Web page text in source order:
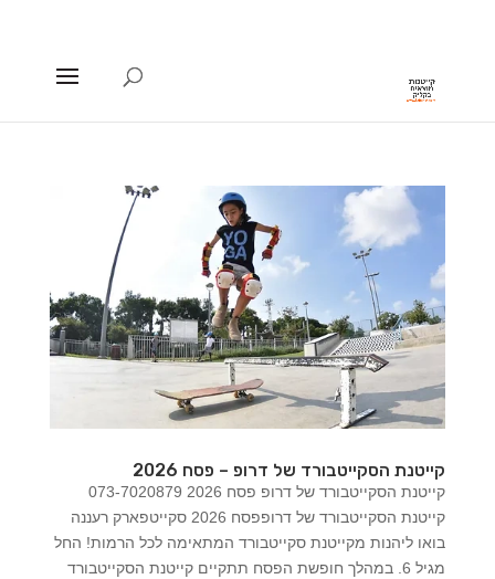
קייטנת הסקייטבורד של דרופ – פסח 2026
קייטנת הסקייטבורד של דרופ פסח 2026 073-7020879
קייטנת הסקייטבורד של דרופפסח 2026 סקייטפארק רעננה
בואו ליהנות מקייטנת סקייטבורד המתאימה לכל הרמות! החל
מגיל 6. במהלך חופשת הפסח תתקיים קייטנת הסקייטבורד